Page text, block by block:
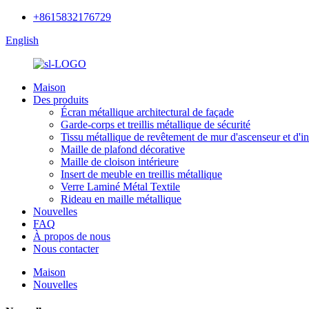
+8615832176729
English
Maison
Des produits
Écran métallique architectural de façade
Garde-corps et treillis métallique de sécurité
Tissu métallique de revêtement de mur d'ascenseur et
Maille de plafond décorative
Maille de cloison intérieure
Insert de meuble en treillis métallique
Verre Laminé Métal Textile
Rideau en maille métallique
Nouvelles
FAQ
À propos de nous
Nous contacter
Maison
Nouvelles